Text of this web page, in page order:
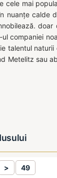
cele mai
nuanțe calde
doar
companiei
talentul
Metelitz sau
> 49